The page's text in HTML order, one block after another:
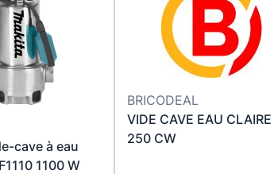
cave à eau
1100 W
BRICODEAL
VIDE CAVE EAU CLAIRE
250 CW